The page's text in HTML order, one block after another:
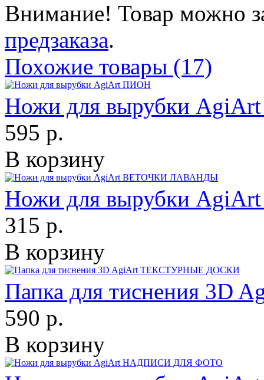
Внимание! Товар можно
предзаказа.
Похожие товары (17)
Ножи для вырубки
595 р.
В корзину
Ножи для вырубки
315 р.
В корзину
Папка для тиснения
590 р.
В корзину